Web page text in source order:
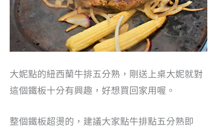
大妮點的紐西蘭牛排五分熟，剛送上桌大妮就對
這個鐵板十分有興趣，好想買回家用喔。
整個鐵板超燙的，建議大家點牛排點五分熟即